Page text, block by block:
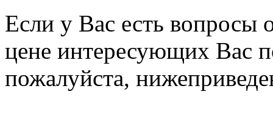
Если у Вас есть вопросы
цене интересующих Вас
пожалуйста,